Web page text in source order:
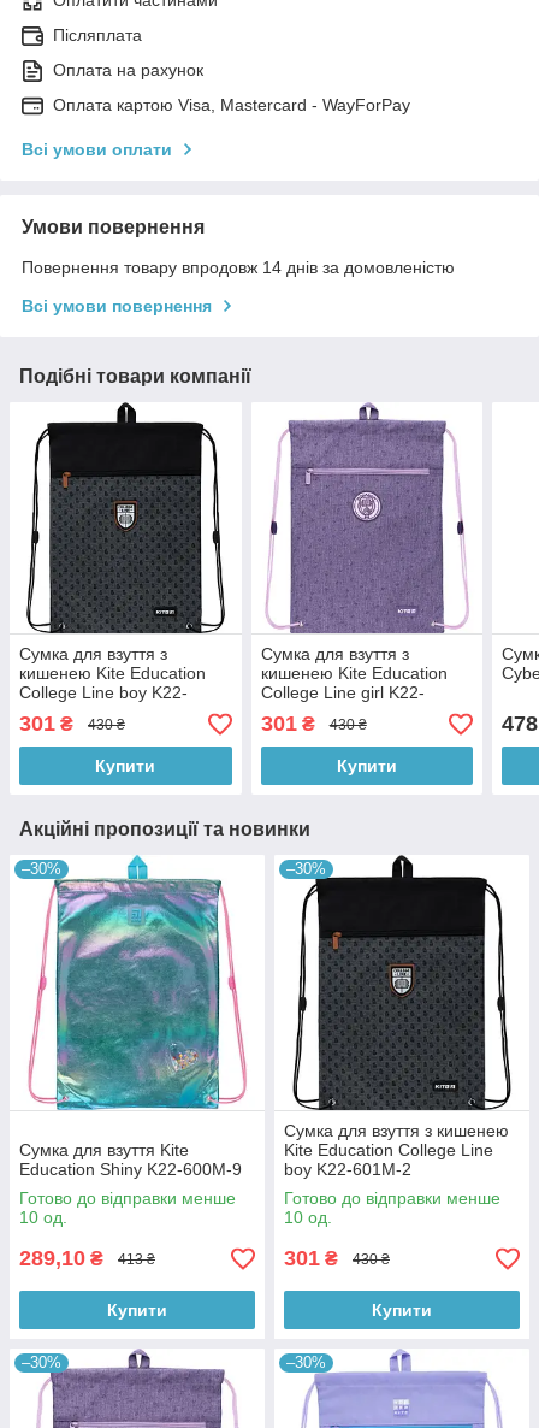
Післяплата
Оплата на рахунок
Оплата картою Visa, Mastercard - WayForPay
Всі умови оплати
Умови повернення
Повернення товару впродовж 14 днів за домовленістю
Всі умови повернення
Подібні товари компанії
Сумка для взуття з
кишенею Kite Education
College Line boy K22-
601M-2
301 ₴ 430 ₴
Купити
Сумка для взуття з
кишенею Kite Education
College Line girl K22-
601M-1
301₴ 430 ₴
Купити
Акційні пропозиції та новинки
–30%
Сумка для взуття Kite
Education Shiny K22-600M-9
Готово до відправки менше
10 од.
289,10 ₴ 413 ₴
Купити
–30%
Сумка для взуття з кишенею
Kite Education College Line
boy K22-601M-2
Готово до відправки менше
10 од.
301 ₴ 430 ₴
Купити
–30% –30%